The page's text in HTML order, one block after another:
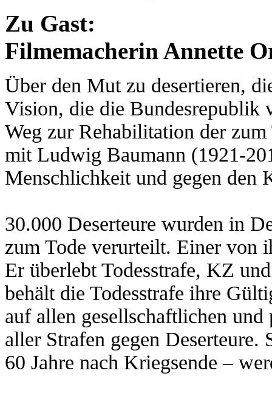
Zu Gast:
Filmemacherin Annette
Über den Mut zu desertieren,
Vision, die die Bundesrepublik
Weg zur Rehabilitation der
mit Ludwig Baumann (1921-
Menschlichkeit und gegen den
30.000 Deserteure wurden in
zum Tode verurteilt. Einer von
Er überlebt Todesstrafe, KZ
behält die Todesstrafe ihre
auf allen gesellschaftlichen
aller Strafen gegen
60 Jahre nach Kriegsende –